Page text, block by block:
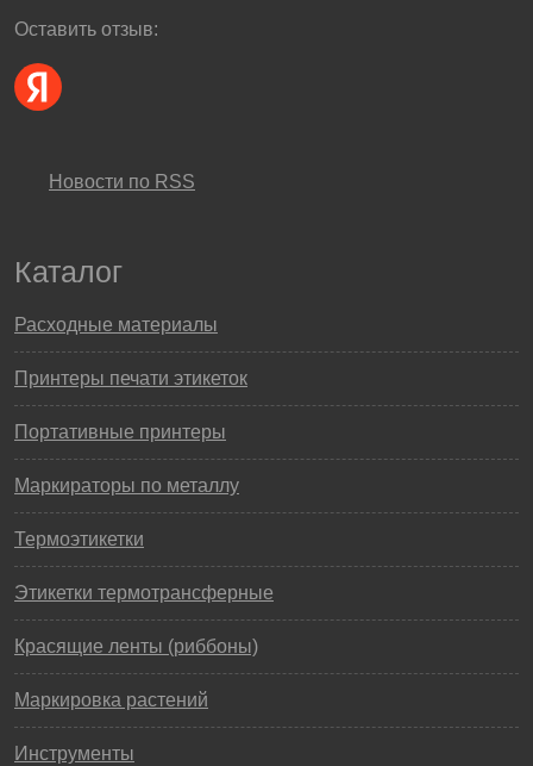
Оставить отзыв:
Новости по RSS
Каталог
Расходные материалы
Принтеры печати этикеток
Портативные принтеры
Маркираторы по металлу
Термоэтикетки
Этикетки термотрансферные
Красящие ленты (риббоны)
Маркировка растений
Инструменты